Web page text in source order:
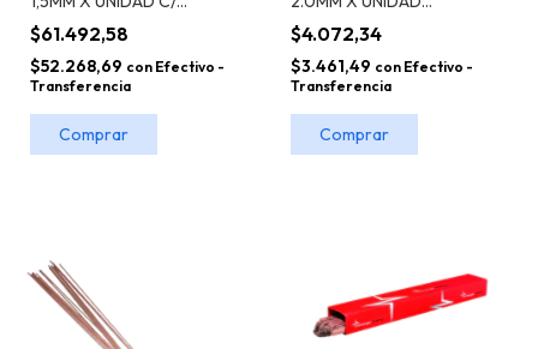
FUNDENTE FONTARGEN
$61.492,58
$52.268,69 con Efectivo -
Transferencia
FONTARGEN
$4.072,34
$3.461,49 con Efectivo -
Transferencia